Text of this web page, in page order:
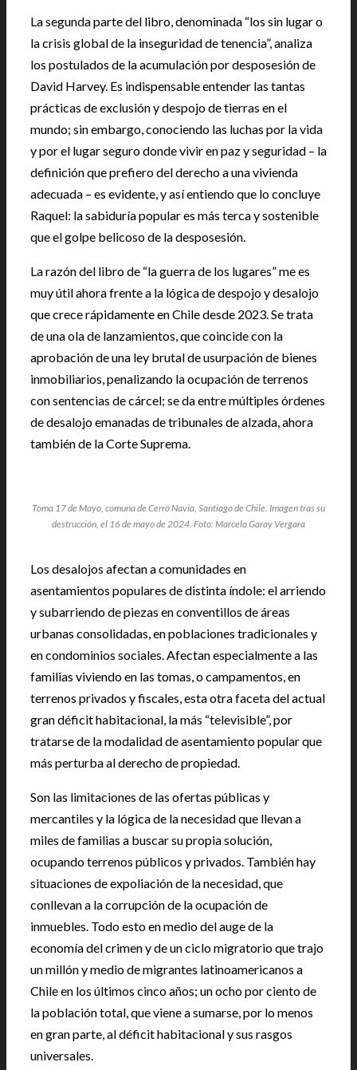
La segunda parte del libro, denominada “los sin lugar o
la crisis global de la inseguridad de tenencia”, analiza
los postulados de la acumulación por desposesión de
David Harvey. Es indispensable entender las tantas
prácticas de exclusión y despojo de tierras en el
mundo; sin embargo, conociendo las luchas por la vida
y por el lugar seguro donde vivir en paz y seguridad – la
definición que prefiero del derecho a una vivienda
adecuada – es evidente, y así entiendo que lo concluye
Raquel: la sabiduría popular es más terca y sostenible
que el golpe belicoso de la desposesión.
La razón del libro de “la guerra de los lugares” me es
muy útil ahora frente a la lógica de despojo y desalojo
que crece rápidamente en Chile desde 2023. Se trata
de una ola de lanzamientos, que coincide con la
aprobación de una ley brutal de usurpación de bienes
inmobiliarios, penalizando la ocupación de terrenos
con sentencias de cárcel; se da entre múltiples órdenes
de desalojo emanadas de tribunales de alzada, ahora
también de la Corte Suprema.
Toma 17 de Mayo, comuna de Cerro Navia, Santiago de Chile. Imagen tras su
destrucción, el 16 de mayo de 2024. Foto: Marcelo Garay Vergara
Los desalojos afectan a comunidades en
asentamientos populares de distinta índole: el arriendo
y subarriendo de piezas en conventillos de áreas
urbanas consolidadas, en poblaciones tradicionales y
en condominios sociales. Afectan especialmente a las
familias viviendo en las tomas, o campamentos, en
terrenos privados y fiscales, esta otra faceta del actual
gran déficit habitacional, la más “televisible”, por
tratarse de la modalidad de asentamiento popular que
más perturba al derecho de propiedad.
Son las limitaciones de las ofertas públicas y
mercantiles y la lógica de la necesidad que llevan a
miles de familias a buscar su propia solución,
ocupando terrenos públicos y privados. También hay
situaciones de expoliación de la necesidad, que
conllevan a la corrupción de la ocupación de
inmuebles. Todo esto en medio del auge de la
economía del crimen y de un ciclo migratorio que trajo
un millón y medio de migrantes latinoamericanos a
Chile en los últimos cinco años; un ocho por ciento de
la población total, que viene a sumarse, por lo menos
en gran parte, al déficit habitacional y sus rasgos
universales.